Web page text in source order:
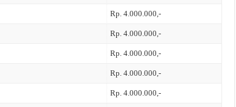
Rp. 4.000.000,-
Rp. 4.000.000,-
Rp. 4.000.000,-
Rp. 4.000.000,-
Rp. 4.000.000,-